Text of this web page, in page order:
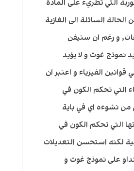
التي تطريء على المادة
السائلة الى الغازية
و رغم ان ستيفن
نموذج غوث و لا يؤيد
الفيزياء و اعتبر ان
التي تحكم الكون في
من نشوءه اي في باية
التي تحكم الكون في
لكنه استحسن التعديلات
على نموذج غوث و